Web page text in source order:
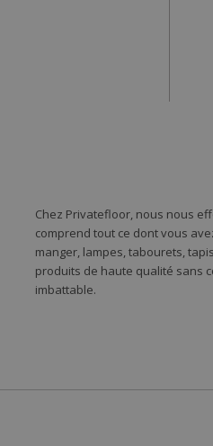
Chez Privatefloor, nous nous
comprend tout ce dont vous
manger, lampes, tabourets,
produits de haute qualité sans
imbattable.